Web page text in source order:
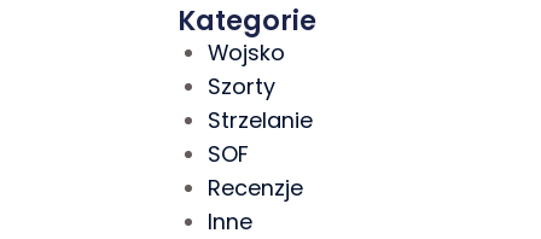
Kategorie
Wojsko
Szorty
Strzelanie
SOF
Recenzje
Inne